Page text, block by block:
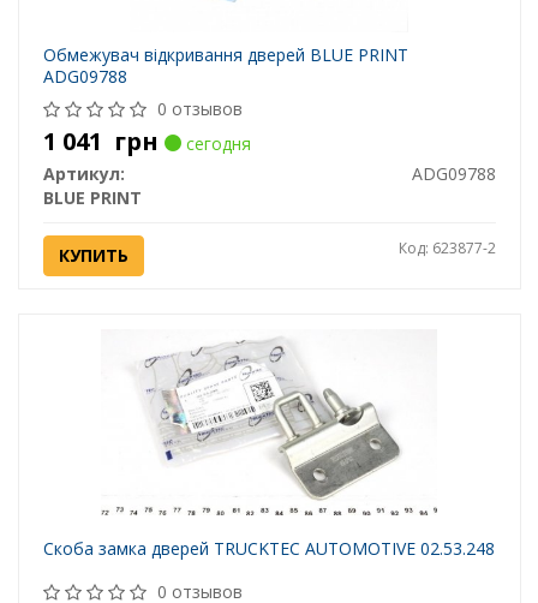
Обмежувач відкривання дверей BLUE PRINT
ADG09788
0 отзывов
1 041 грн
сегодня
Артикул:
ADG09788
BLUE PRINT
КУПИТЬ Код: 623877-2
Скоба замка дверей TRUCKTEC AUTOMOTIVE 02.53.248
0 отзывов